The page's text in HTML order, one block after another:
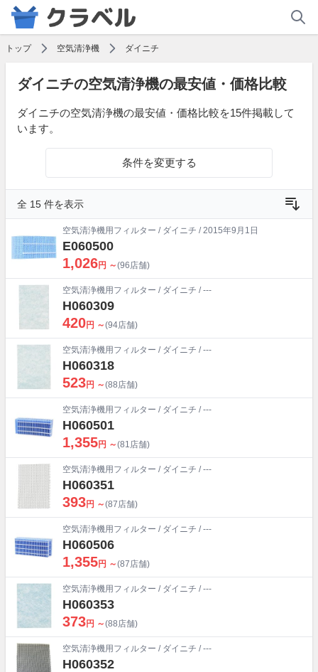
トップ 空気清浄機 ダイニチ
ダイニチの空気清浄機の最安値・価格比較
ダイニチの空気清浄機の最安値・価格比較を15件掲載して
います。
条件を変更する
全 15 件を表示
空気清浄機用フィルター / ダイニチ / 2015年9月1日
E060500
1,026円 ～(96店舗)
空気清浄機用フィルター / ダイニチ / ---
H060309
420円 ～(94店舗)
空気清浄機用フィルター / ダイニチ / ---
H060318
523円 ～(88店舗)
空気清浄機用フィルター / ダイニチ / ---
H060501
1,355円 ～(81店舗)
空気清浄機用フィルター / ダイニチ / ---
H060351
393円 ～(87店舗)
空気清浄機用フィルター / ダイニチ / ---
H060506
1,355円 ～(87店舗)
空気清浄機用フィルター / ダイニチ / ---
H060353
373円 ～(88店舗)
空気清浄機用フィルター / ダイニチ / ---
H060352